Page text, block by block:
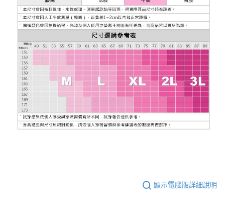
顯示電腦版詳細說明